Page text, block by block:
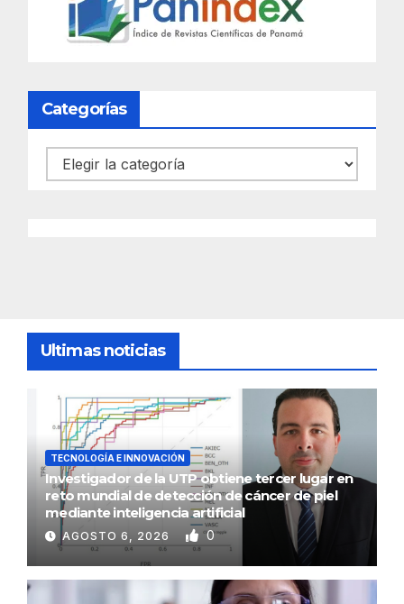
Categorías
Categorías
Ultimas noticias
TECNOLOGÍA E INNOVACIÓN
Investigador de la UTP obtiene tercer lugar en
reto mundial de detección de cáncer de piel
mediante inteligencia artificial
AGOSTO 6, 2026 0